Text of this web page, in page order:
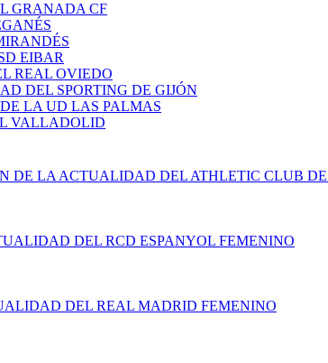
GRANADA CF
EIBAR
REAL OVIEDO
DEL SPORTING DE GIJÓN
LA UD LAS PALMAS
VALLADOLID
DE LA ACTUALIDAD DEL ATHLETIC CLUB
DEL RCD ESPANYOL FEMENINO
DEL REAL MADRID FEMENINO